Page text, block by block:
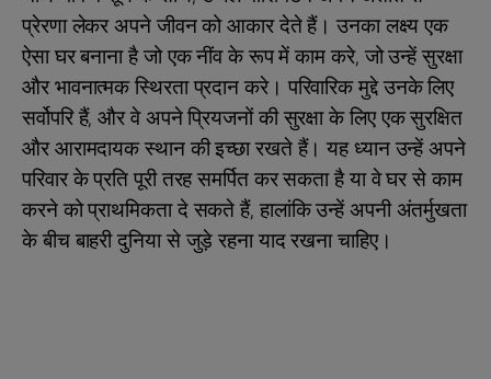
प्रेरणा लेकर अपने जीवन को आकार देते हैं। उनका लक्ष्य एक
ऐसा घर बनाना है जो एक नींव के रूप में काम करे, जो उन्हें सुरक्षा
और भावनात्मक स्थिरता प्रदान करे। परिवारिक मुद्दे उनके लिए
सर्वोपरि हैं, और वे अपने प्रियजनों की सुरक्षा के लिए एक सुरक्षित
और आरामदायक स्थान की इच्छा रखते हैं। यह ध्यान उन्हें अपने
परिवार के प्रति पूरी तरह समर्पित कर सकता है या वे घर से काम
करने को प्राथमिकता दे सकते हैं, हालांकि उन्हें अपनी अंतर्मुखता
के बीच बाहरी दुनिया से जुड़े रहना याद रखना चाहिए।